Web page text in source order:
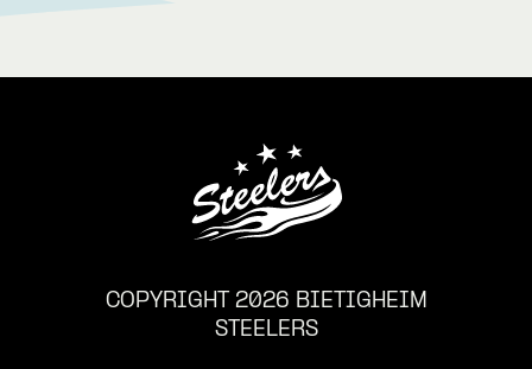
COPYRIGHT 2026 BIETIGHEIM
STEELERS